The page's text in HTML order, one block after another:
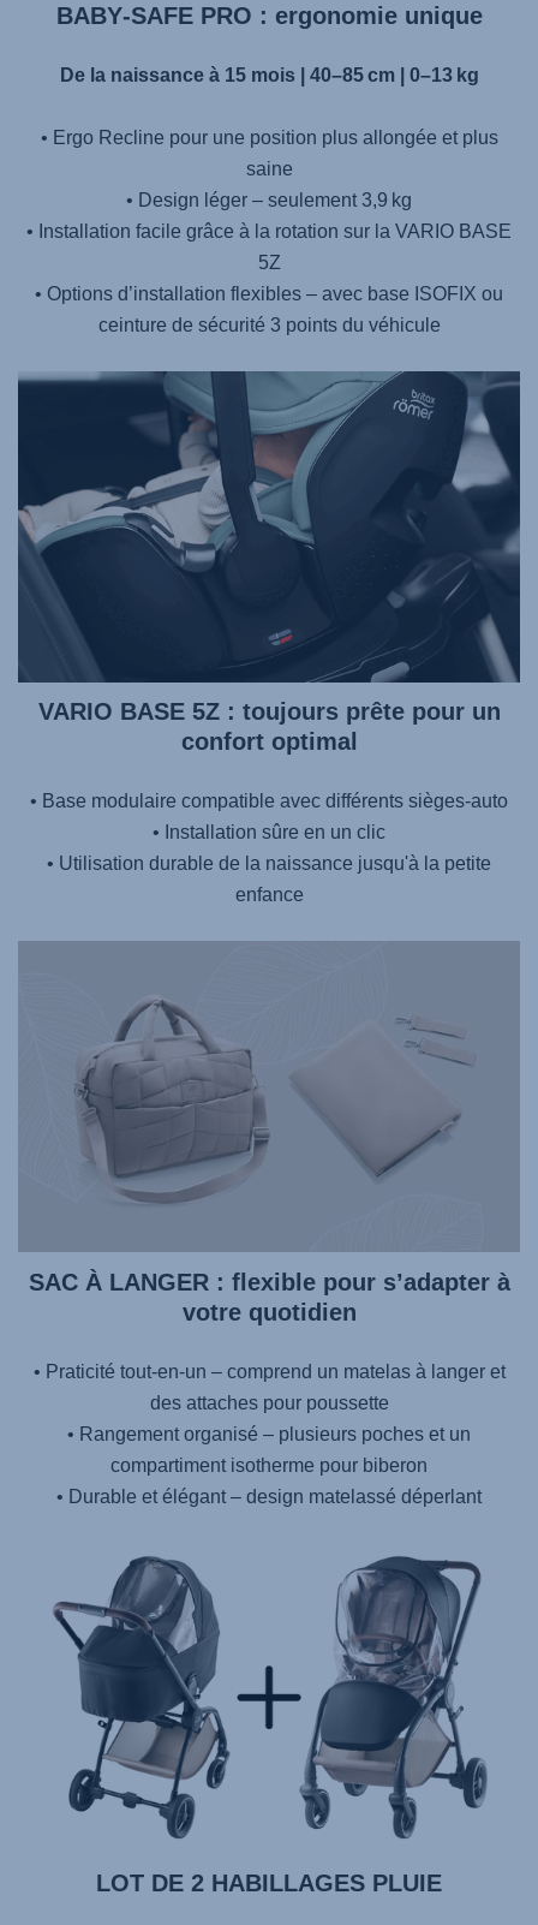
BABY‑SAFE PRO : ergonomie unique
De la naissance à 15 mois | 40–85 cm | 0–13 kg
• Ergo Recline pour une position plus allongée et plus
saine
• Design léger – seulement 3,9 kg
• Installation facile grâce à la rotation sur la VARIO BASE
5Z
• Options d’installation flexibles – avec base ISOFIX ou
ceinture de sécurité 3 points du véhicule
VARIO BASE 5Z : toujours prête pour un
confort optimal
• Base modulaire compatible avec différents sièges-auto
• Installation sûre en un clic
• Utilisation durable de la naissance jusqu'à la petite
enfance
SAC À LANGER : flexible pour s’adapter à
votre quotidien
• Praticité tout‑en‑un – comprend un matelas à langer et
des attaches pour poussette
• Rangement organisé – plusieurs poches et un
compartiment isotherme pour biberon
• Durable et élégant – design matelassé déperlant
LOT DE 2 HABILLAGES PLUIE